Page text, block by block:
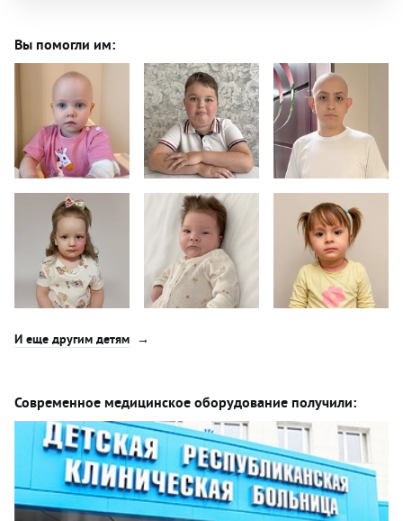
Вы помогли им:
И еще другим детям
Современное медицинское оборудование получили: